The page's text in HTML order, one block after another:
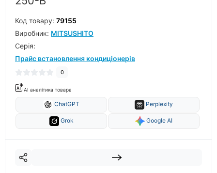
Код товару: 79155
Виробник: MITSUSHITO
Серiя:
Прайс встановлення кондиціонерів
0
AI аналітика товара
ChatGPT Perplexity
Grok Google AI